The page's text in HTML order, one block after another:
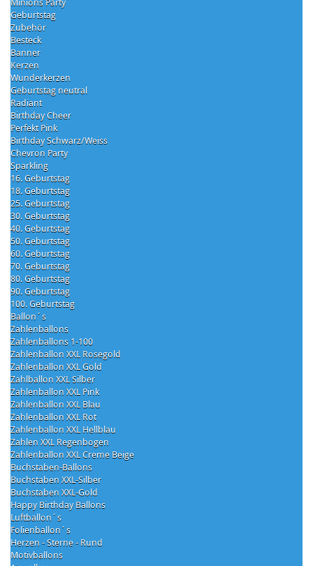
Geburtstag
Zubehör
Besteck
Banner
Kerzen
Wunderkerzen
Geburtstag neutral
Radiant
Birthday Cheer
Perfekt Pink
Birthday Schwarz/Weiss
Chevron Party
Sparkling
16. Geburtstag
18. Geburtstag
25. Geburtstag
30. Geburtstag
40. Geburtstag
50. Geburtstag
60. Geburtstag
70. Geburtstag
80. Geburtstag
90. Geburtstag
100. Geburtstag
Ballon´s
Zahlenballons
Zahlenballons 1-100
Zahlenballon XXL Rosegold
Zahlenballon XXL Gold
Zahlballon XXL Silber
Zahlenballon XXL Pink
Zahlenballon XXL Blau
Zahlenballon XXL Rot
Zahlenballon XXL Hellblau
Zahlen XXL Regenbogen
Zahlenballon XXL Creme Beige
Buchstaben-Ballons
Buchstaben XXL-Silber
Buchstaben XXL-Gold
Happy Birthday Ballons
Luftballon´s
Folienballon´s
Herzen - Sterne - Rund
Motivballons